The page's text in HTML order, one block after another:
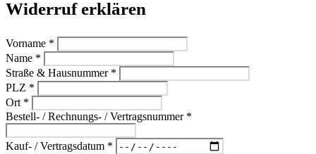
Widerruf erklären
Vorname *
Name *
Straße & Hausnummer *
PLZ *
Ort *
Bestell- / Rechnungs- / Vertragsnummer *
Kauf- / Vertragsdatum *